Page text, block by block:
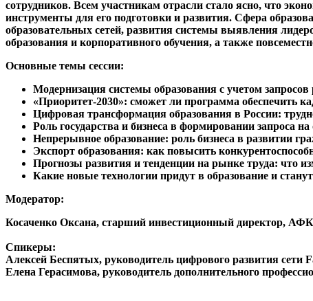
сотрудников. Всем участникам отрасли стало ясно, что
инструменты для его подготовки и развития. Сфера
образовательных сетей, развития системы выявления
образования и корпоративного обучения, а также
Основные темы сессии:
Модернизация системы образования с учетом
«Приоритет-2030»: сможет ли программа обеспечить
Цифровая трансформация образования в России:
Роль государства и бизнеса в формировании запроса
Непрерывное образование: роль бизнеса в развитии
Экспорт образования: как повысить
Прогнозы развития и тенденции на рынке труда: что
Какие новые технологии придут в образование и
Модератор:
Косаченко Оксана, старший инвестиционный директор, АФК
Спикеры:
Алексей Беспятых, руководитель цифрового развития сети
Елена Герасимова, руководитель дополнительного